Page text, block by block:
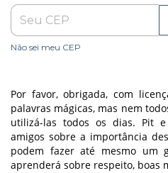
Não sei meu CEP
Por favor, obrigada, com
palavras mágicas, mas nem
utilizá-las todos os dias. Pit
amigos sobre a importância
podem fazer até mesmo um
aprenderá sobre respeito, boas